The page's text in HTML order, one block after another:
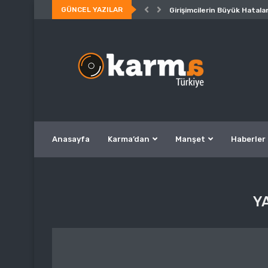
GÜNCEL YAZILAR Girişimcilerin Büyük
Anasayfa Karma’dan Manşet Haberler